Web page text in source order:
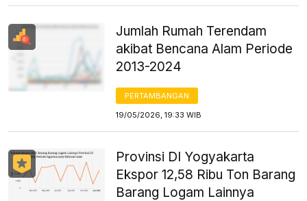
Jumlah Rumah Terendam
akibat Bencana Alam Periode
2013-2024
PERTAMBANGAN
19/05/2026, 19:33 WIB
Provinsi DI Yogyakarta
Ekspor 12,58 Ribu Ton Barang
Barang Logam Lainnya